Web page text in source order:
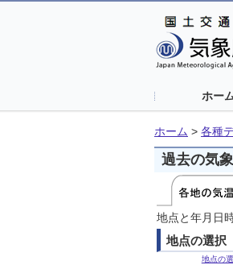
ホー
ホーム > 各種
過去の気
地点と年月日
地点の選択
地点の